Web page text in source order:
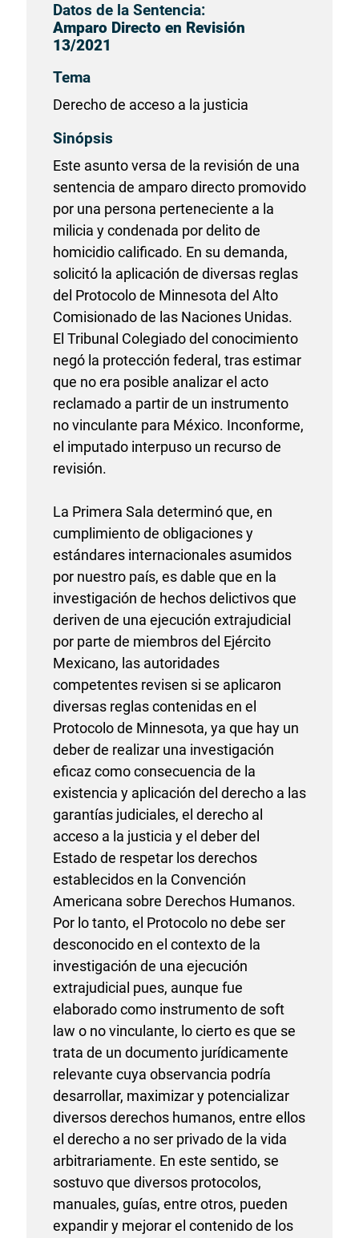
Datos de la Sentencia:
Amparo Directo en Revisión
13/2021
Tema
Derecho de acceso a la justicia
Sinópsis
Este asunto versa de la revisión de una
sentencia de amparo directo promovido
por una persona perteneciente a la
milicia y condenada por delito de
homicidio calificado. En su demanda,
solicitó la aplicación de diversas reglas
del Protocolo de Minnesota del Alto
Comisionado de las Naciones Unidas.
El Tribunal Colegiado del conocimiento
negó la protección federal, tras estimar
que no era posible analizar el acto
reclamado a partir de un instrumento
no vinculante para México. Inconforme,
el imputado interpuso un recurso de
revisión.
La Primera Sala determinó que, en
cumplimiento de obligaciones y
estándares internacionales asumidos
por nuestro país, es dable que en la
investigación de hechos delictivos que
deriven de una ejecución extrajudicial
por parte de miembros del Ejército
Mexicano, las autoridades
competentes revisen si se aplicaron
diversas reglas contenidas en el
Protocolo de Minnesota, ya que hay un
deber de realizar una investigación
eficaz como consecuencia de la
existencia y aplicación del derecho a las
garantías judiciales, el derecho al
acceso a la justicia y el deber del
Estado de respetar los derechos
establecidos en la Convención
Americana sobre Derechos Humanos.
Por lo tanto, el Protocolo no debe ser
desconocido en el contexto de la
investigación de una ejecución
extrajudicial pues, aunque fue
elaborado como instrumento de soft
law o no vinculante, lo cierto es que se
trata de un documento jurídicamente
relevante cuya observancia podría
desarrollar, maximizar y potencializar
diversos derechos humanos, entre ellos
el derecho a no ser privado de la vida
arbitrariamente. En este sentido, se
sostuvo que diversos protocolos,
manuales, guías, entre otros, pueden
expandir y mejorar el contenido de los